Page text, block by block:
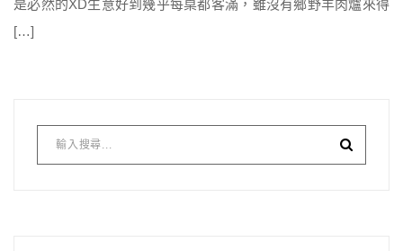
是必然的XD生意好到幾乎每桌都客滿，雖沒有鄉野羊肉爐來得
[…]